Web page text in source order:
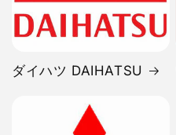
ダイハツ DAIHATSU